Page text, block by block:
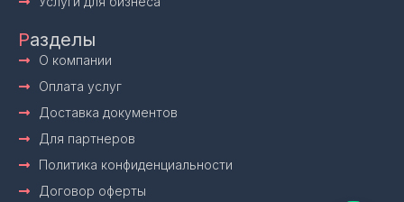
Разделы
О компании
Оплата услуг
Доставка документов
Для партнеров
Политика конфиденциальности
Договор оферты